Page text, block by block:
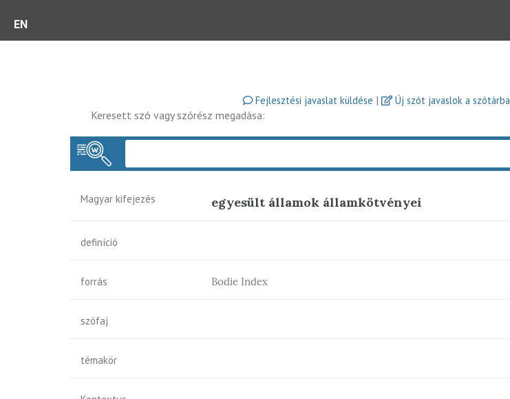
EN
Fejlesztési javaslat küldése | Új szót javaslok a szótárba
Keresett szó vagy szórész megadása:
Magyar kifejezés egyesült államok államkötvényei
definíció
forrás Bodie Index
szófaj
témakör